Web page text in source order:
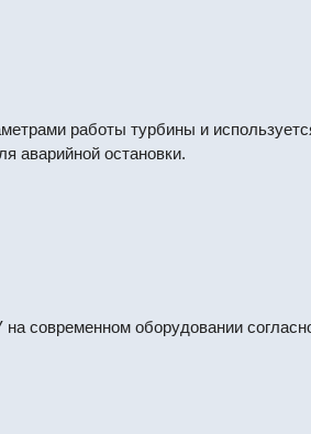
работы турбины и
аварийной остановки.
современном оборудовании